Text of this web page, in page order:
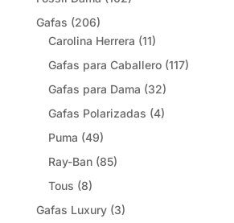
Gafas (206)
Carolina Herrera (11)
Gafas para Caballero (117)
Gafas para Dama (32)
Gafas Polarizadas (4)
Puma (49)
Ray-Ban (85)
Tous (8)
Gafas Luxury (3)